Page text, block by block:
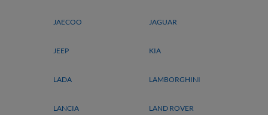
JAECOO JAGUAR
JEEP KIA
LADA LAMBORGHINI
LANCIA LAND ROVER